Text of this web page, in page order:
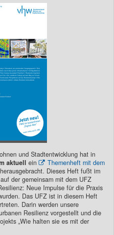
und Stadtentwicklung hat in
aktuell ein
Themenheft mit dem
herausgebracht. Dieses Heft fußt im
der gemeinsam mit dem UFZ
Neue Impulse für die Praxis
Das UFZ ist in diesem Heft
Darin werden unsere
Resilienz vorgestellt und die
„Wie halten sie es mit der